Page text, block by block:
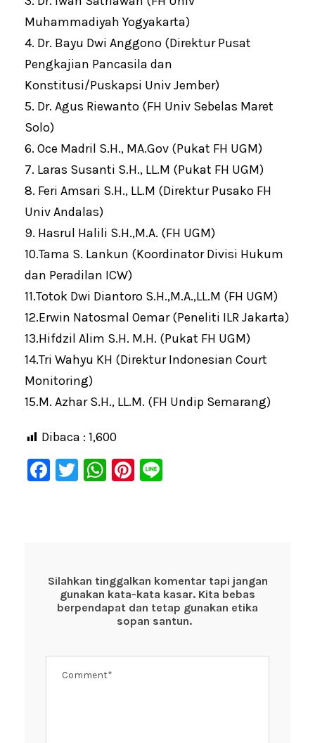
Muhammadiyah Yogyakarta)
4. Dr. Bayu Dwi Anggono (Direktur Pusat
Pengkajian Pancasila dan
Konstitusi/Puskapsi Univ Jember)
5. Dr. Agus Riewanto (FH Univ Sebelas Maret
Solo)
6. Oce Madril S.H., MA.Gov (Pukat FH UGM)
7. Laras Susanti S.H., LL.M (Pukat FH UGM)
8. Feri Amsari S.H., LL.M (Direktur Pusako FH
Univ Andalas)
9. Hasrul Halili S.H.,M.A. (FH UGM)
10.Tama S. Lankun (Koordinator Divisi Hukum
dan Peradilan ICW)
11.Totok Dwi Diantoro S.H.,M.A.,LL.M (FH UGM)
12.Erwin Natosmal Oemar (Peneliti ILR Jakarta)
13.Hifdzil Alim S.H. M.H. (Pukat FH UGM)
14.Tri Wahyu KH (Direktur Indonesian Court
Monitoring)
15.M. Azhar S.H., LL.M. (FH Undip Semarang)
Dibaca : 1,600
F
o
o
T
W
p
p
Pi
Silahkan tinggalkan komentar tapi jangan
gunakan kata-kata kasar. Kita bebas
berpendapat dan tetap gunakan etika
sopan santun.